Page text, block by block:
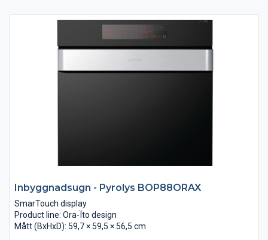
Inbyggnadsugn - Pyrolys BOP88ORAX
SmarTouch display
Product line: Ora-Ïto design
Mått (BxHxD): 59,7 × 59,5 × 56,5 cm